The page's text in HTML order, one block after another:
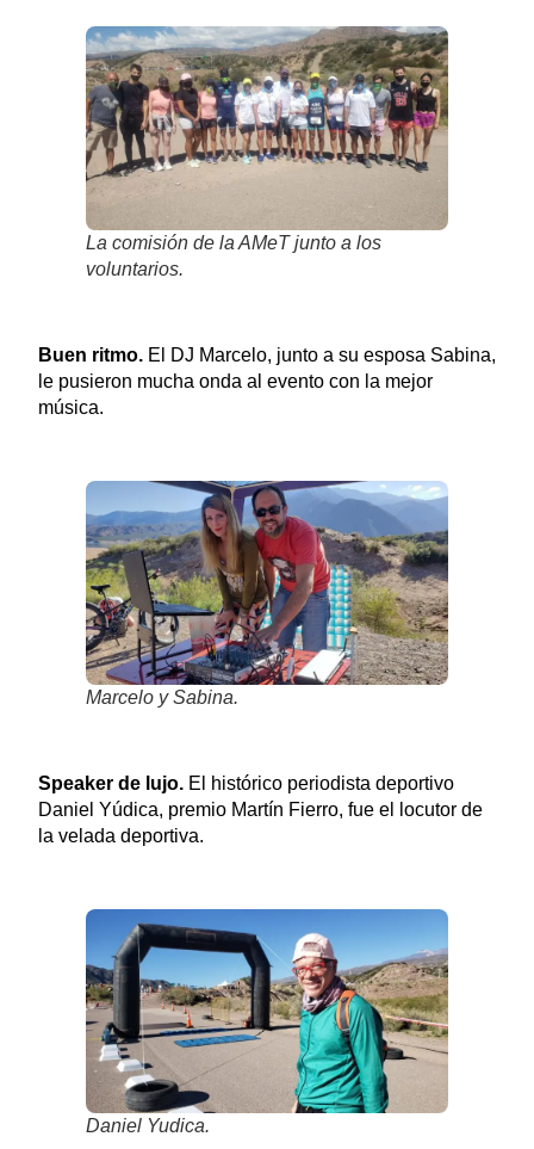
La comisión de la AMeT junto a los
voluntarios.
Buen ritmo.El DJ Marcelo, junto a su esposa Sabina,
le pusieron mucha onda al evento con la mejor
música.
Marcelo y Sabina.
Speaker de lujo.El histórico periodista deportivo
Daniel Yúdica, premio Martín Fierro, fue el locutor de
la velada deportiva.
Daniel Yudica.